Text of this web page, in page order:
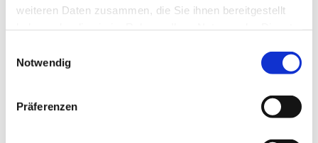
weiteren Daten zusammen, die Sie ihnen bereitgestellt
Notwendig
Präferenzen